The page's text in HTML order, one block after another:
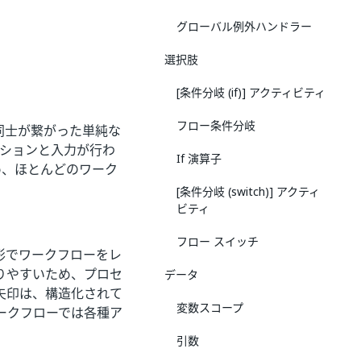
が繋がった単純な
ョンと入力が行わ
ほとんどのワーク
ワークフローをレ
すいため、プロセ
は、構造化されて
クフローでは各種ア
グローバル例外ハンドラー
選択肢
[条件分岐 (if)] アクティビティ
フロー条件分岐
If 演算子
[条件分岐 (switch)] アクティ
ビティ
フロー スイッチ
データ
変数スコープ
引数